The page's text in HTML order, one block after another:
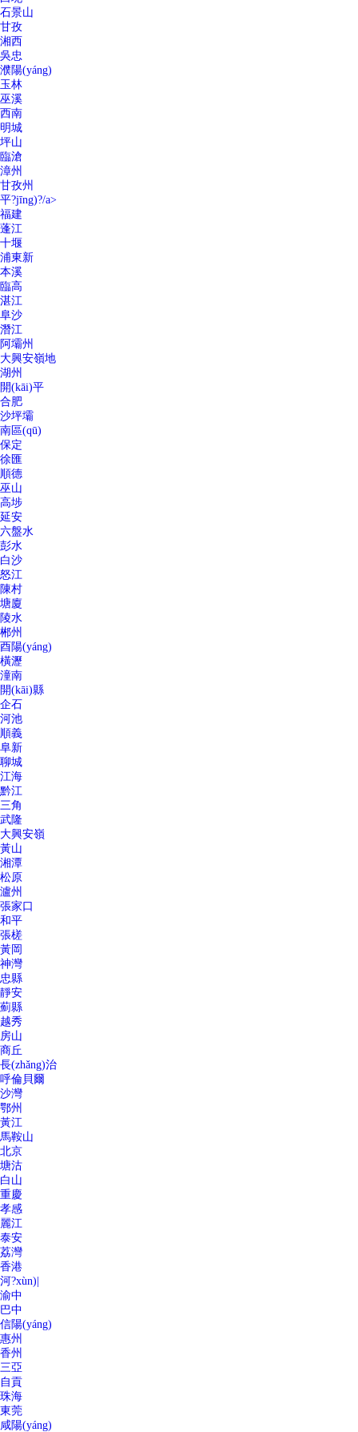
石景山
甘孜
湘西
吳忠
濮陽(yáng)
玉林
巫溪
西南
明城
坪山
臨滄
漳州
甘孜州
平?jīng)?/a>
福建
蓬江
十堰
浦東新
本溪
臨高
湛江
阜沙
潛江
阿壩州
大興安嶺地
湖州
開(kāi)平
合肥
沙坪壩
南區(qū)
保定
徐匯
順德
巫山
高埗
延安
六盤水
彭水
白沙
怒江
陳村
塘廈
陵水
郴州
酉陽(yáng)
橫瀝
潼南
開(kāi)縣
企石
河池
順義
阜新
聊城
江海
黔江
三角
武隆
大興安嶺
黃山
湘潭
松原
瀘州
張家口
和平
張槎
黃岡
神灣
忠縣
靜安
薊縣
越秀
房山
商丘
長(zhǎng)治
呼倫貝爾
沙灣
鄂州
黃江
馬鞍山
北京
塘沽
白山
重慶
孝感
麗江
泰安
荔灣
香港
河?xùn)|
渝中
巴中
信陽(yáng)
惠州
香州
三亞
自貢
珠海
東莞
咸陽(yáng)